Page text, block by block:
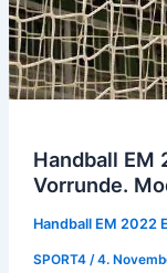
Handball EM
Vorrunde.
Handball EM 2022
SPORT4 /4.